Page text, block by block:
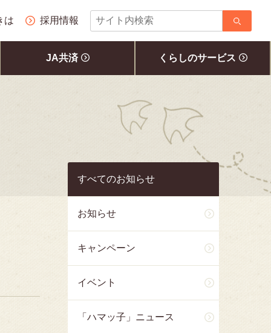
は 採用情報
サ
イ
検
JA共済 くらしのサービス
すべてのお知らせ
お知らせ
キャンペーン
イベント
「ハマッ子」ニュース